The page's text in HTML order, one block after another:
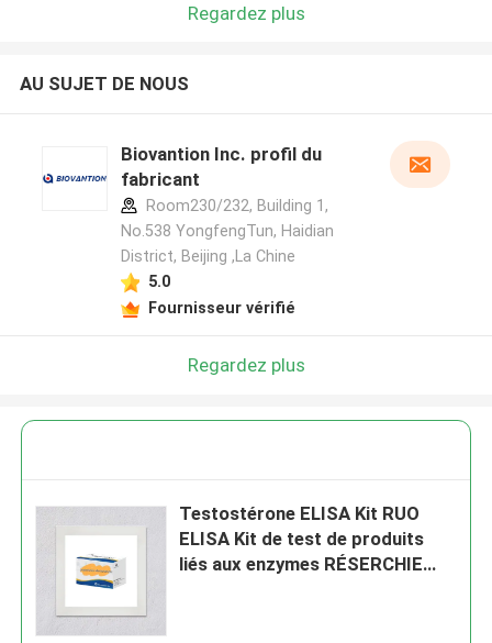
Regardez plus
AU SUJET DE NOUS
Biovantion Inc. profil du
fabricant
Room230/232, Building 1,
No.538 YongfengTun, Haidian
District, Beijing ,La Chine
5.0
Fournisseur vérifié
Regardez plus
Testostérone ELISA Kit RUO
ELISA Kit de test de produits
liés aux enzymes RÉSERCHIE